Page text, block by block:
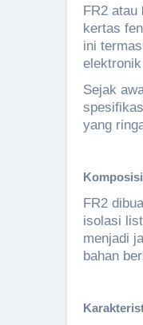
FR2 atau
kertas
ini
Sejak
yang
FR2
isolasi
menjadi
bahan